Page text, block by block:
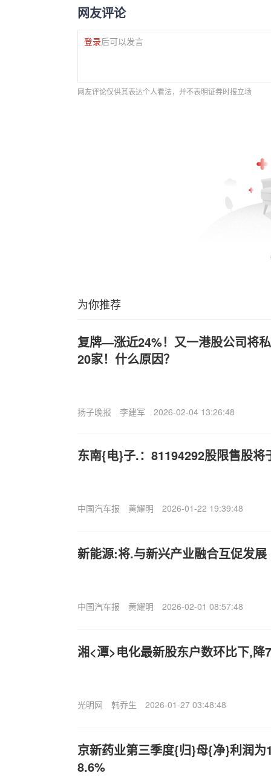
网友评论
登录后可以发言
网友评论仅供其表达个人看法，并不表明证券时报立场
为你推荐
复牌—涨近24%！又一港股公司将
20家！什么原因？
扬子晚报 李建军 2026-02-04 13:26:48
东南{电}子.：81194292股限售股将
中国汽车报 黄耀明 2026-01-22 19:39:48
新能源:将.与新兴产业融合互促发展
中国汽车报 黄耀明 2026-02-01 08:57:48
湘<潭>电化最新股东户数环比下,降
光明网 韩乔生 2026-01-27 03:48:48
京新药业第三季度{归}母{净}利润为
8.6%